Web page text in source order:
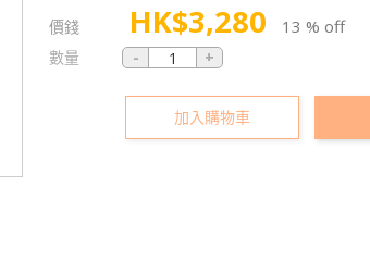
價錢 HK$3,280 13 % off
數量
加入購物車